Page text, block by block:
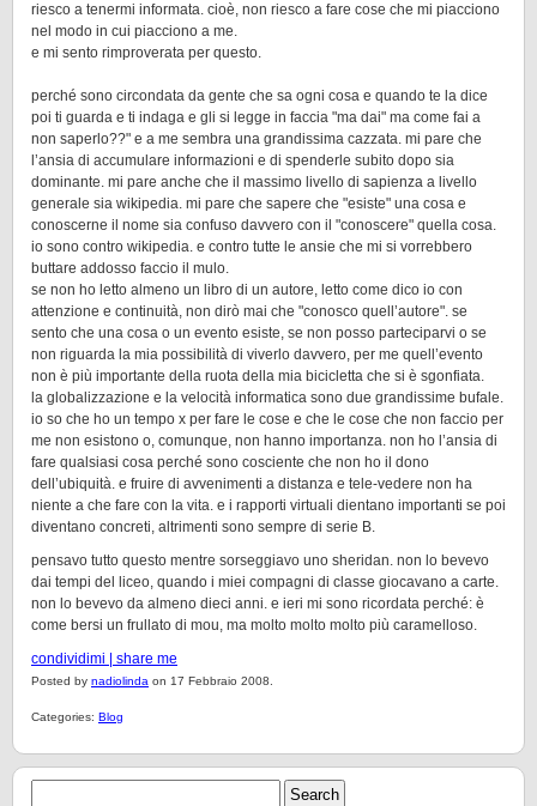
riesco a tenermi informata. cioè, non riesco a fare cose che mi piacciono
nel modo in cui piacciono a me.
e mi sento rimproverata per questo.
perché sono circondata da gente che sa ogni cosa e quando te la dice
poi ti guarda e ti indaga e gli si legge in faccia "ma dai" ma come fai a
non saperlo??" e a me sembra una grandissima cazzata. mi pare che
l’ansia di accumulare informazioni e di spenderle subito dopo sia
dominante. mi pare anche che il massimo livello di sapienza a livello
generale sia wikipedia. mi pare che sapere che "esiste" una cosa e
conoscerne il nome sia confuso davvero con il "conoscere" quella cosa.
io sono contro wikipedia. e contro tutte le ansie che mi si vorrebbero
buttare addosso faccio il mulo.
se non ho letto almeno un libro di un autore, letto come dico io con
attenzione e continuità, non dirò mai che "conosco quell’autore". se
sento che una cosa o un evento esiste, se non posso parteciparvi o se
non riguarda la mia possibilità di viverlo davvero, per me quell’evento
non è più importante della ruota della mia bicicletta che si è sgonfiata.
la globalizzazione e la velocità informatica sono due grandissime bufale.
io so che ho un tempo x per fare le cose e che le cose che non faccio per
me non esistono o, comunque, non hanno importanza. non ho l’ansia di
fare qualsiasi cosa perché sono cosciente che non ho il dono
dell’ubiquità. e fruire di avvenimenti a distanza e tele-vedere non ha
niente a che fare con la vita. e i rapporti virtuali dientano importanti se poi
diventano concreti, altrimenti sono sempre di serie B.
pensavo tutto questo mentre sorseggiavo uno sheridan. non lo bevevo
dai tempi del liceo, quando i miei compagni di classe giocavano a carte.
non lo bevevo da almeno dieci anni. e ieri mi sono ricordata perché: è
come bersi un frullato di mou, ma molto molto molto più caramelloso.
condividimi | share me
Posted by nadiolinda on 17 Febbraio 2008.
Categories: Blog